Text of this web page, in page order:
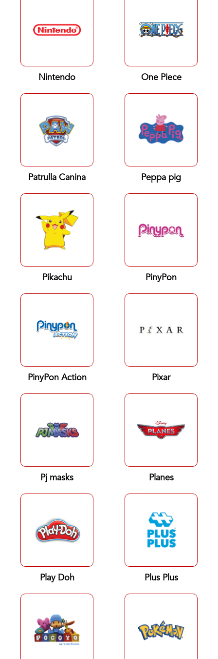
Nintendo One Piece
Patrulla Canina Peppa pig
Pikachu PinyPon
PinyPon Action Pixar
Pj masks Planes
Play Doh Plus Plus